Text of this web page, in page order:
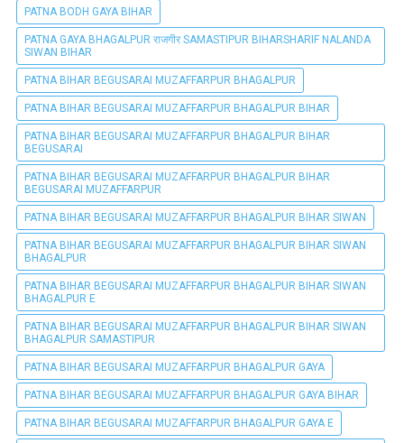
PATNA BODH GAYA BIHAR
PATNA GAYA BHAGALPUR राजगीर SAMASTIPUR BIHARSHARIF NALANDA
SIWAN BIHAR
PATNA BIHAR BEGUSARAI MUZAFFARPUR BHAGALPUR
PATNA BIHAR BEGUSARAI MUZAFFARPUR BHAGALPUR BIHAR
PATNA BIHAR BEGUSARAI MUZAFFARPUR BHAGALPUR BIHAR
BEGUSARAI
PATNA BIHAR BEGUSARAI MUZAFFARPUR BHAGALPUR BIHAR
BEGUSARAI MUZAFFARPUR
PATNA BIHAR BEGUSARAI MUZAFFARPUR BHAGALPUR BIHAR SIWAN
PATNA BIHAR BEGUSARAI MUZAFFARPUR BHAGALPUR BIHAR SIWAN
BHAGALPUR
PATNA BIHAR BEGUSARAI MUZAFFARPUR BHAGALPUR BIHAR SIWAN
BHAGALPUR E
PATNA BIHAR BEGUSARAI MUZAFFARPUR BHAGALPUR BIHAR SIWAN
BHAGALPUR SAMASTIPUR
PATNA BIHAR BEGUSARAI MUZAFFARPUR BHAGALPUR GAYA
PATNA BIHAR BEGUSARAI MUZAFFARPUR BHAGALPUR GAYA BIHAR
PATNA BIHAR BEGUSARAI MUZAFFARPUR BHAGALPUR GAYA E